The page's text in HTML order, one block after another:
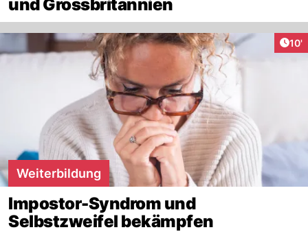
und Grossbritannien
10'
Weiterbildung
Impostor-Syndrom und
Selbstzweifel bekämpfen